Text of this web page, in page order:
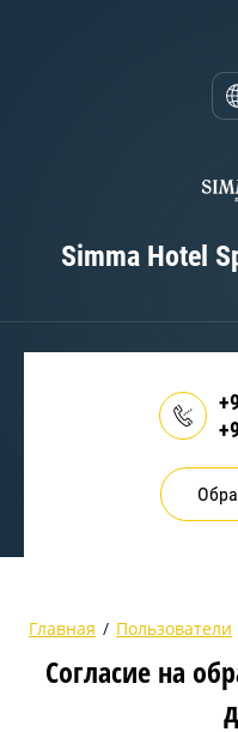
Simma Hotel
Главная / Пользователи
Согласие на